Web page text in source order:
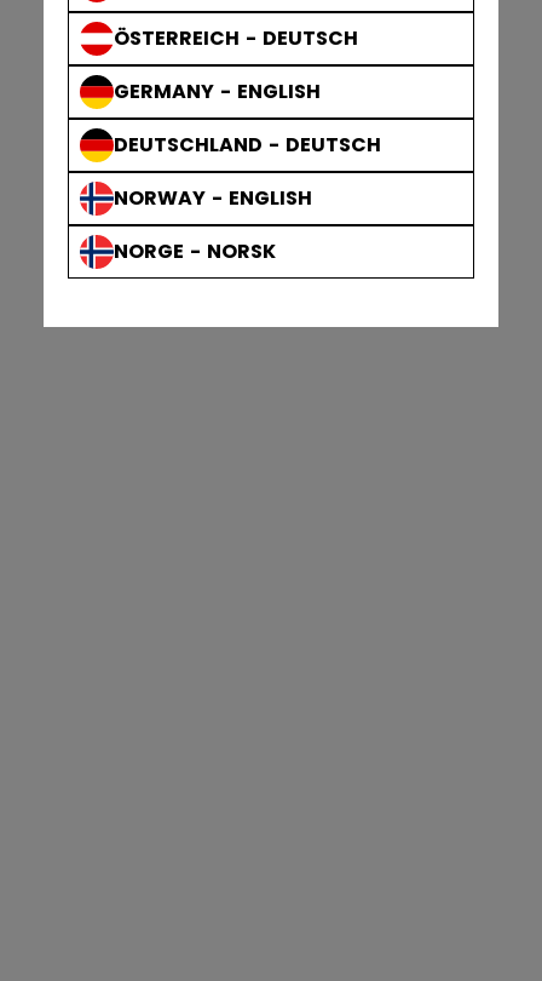
ÖSTERREICH - DEUTSCH
GERMANY - ENGLISH
DEUTSCHLAND - DEUTSCH
NORWAY - ENGLISH
NORGE - NORSK